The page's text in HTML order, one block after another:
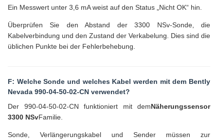
Ein Messwert unter 3,6 mA weist auf den Status „Nicht OK“ hin.
Überprüfen Sie den Abstand der 3300 NSv-Sonde, die
Kabelverbindung und den Zustand der Verkabelung. Dies sind die
üblichen Punkte bei der Fehlerbehebung.
F: Welche Sonde und welches Kabel werden mit dem Bently
Nevada 990-04-50-02-CN verwendet?
Der 990-04-50-02-CN funktioniert mit demNäherungssensor
3300 NSvFamilie.
Sonde, Verlängerungskabel und Sender müssen zur